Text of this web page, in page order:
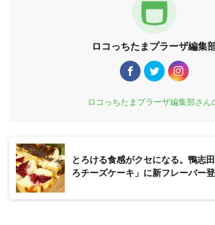
ロコっちたまプラーザ編集
ロコっちたまプラーザ編集部さ
とろける食感がクセになる。鴨志
ろチーズケーキ」に新フレーバー登